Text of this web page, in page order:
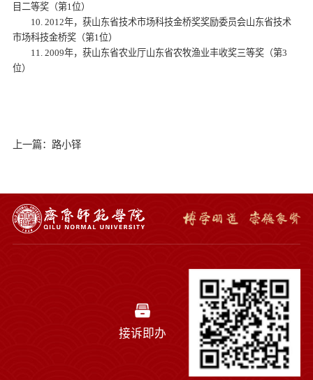
目二等奖（第1位）
10. 2012年，获山东省技术市场科技金桥奖奖励委员会山东省技术
市场科技金桥奖（第1位）
11. 2009年，获山东省农业厅山东省农牧渔业丰收奖三等奖（第3
位）
上一篇：路小铎
接诉即办